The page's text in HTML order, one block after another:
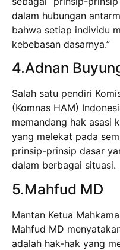
dalam hubungan
bahwa setiap individu
kebebasan dasarnya.”
4.Adnan
Salah satu pendiri
(Komnas HAM)
memandang hak asasi
yang melekat pada
prinsip-prinsip dasar
dalam berbagai situasi.
5.Mahfud MD
Mantan Ketua
Mahfud MD
adalah hak-hak yang